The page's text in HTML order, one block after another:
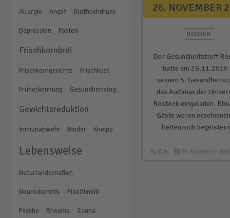
26. NOVEMBER
BISHER
Der Gesundheitstreff
hatte am 26.11.2016
seinem 5.
das Audimax der
Rostock eingeladen.
Gäste waren
ließen sich
By CW 28. November
Allergie Angst Bluthochdruck
Depression Fasten
Frischkornbrei
Frischkorngerichte Frischkost
Früherkennung Gesundheitstag
Gewichtsreduktion
Immunabwehr Kinder Kneipp
Lebensweise
Naturlandschaften
Neurodermitis Plastikmüll
Psyche Rheuma Sauna